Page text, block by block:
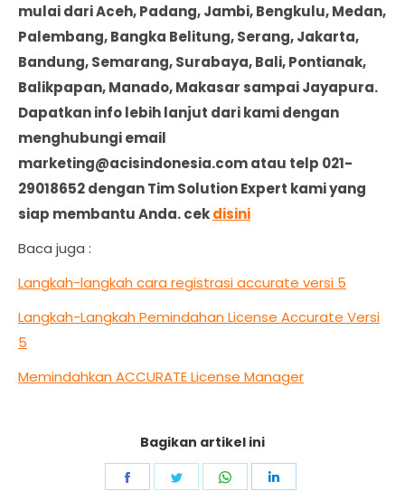
mulai dari Aceh, Padang, Jambi, Bengkulu, Medan,
Palembang, Bangka Belitung, Serang, Jakarta,
Bandung, Semarang, Surabaya, Bali, Pontianak,
Balikpapan, Manado, Makasar sampai Jayapura.
Dapatkan info lebih lanjut dari kami dengan
menghubungi email
marketing@acisindonesia.comatau telp 021-
29018652 dengan Tim Solution Expert kami yang
siap membantu Anda. cekdisini
Baca juga :
Langkah-langkah cara registrasi accurate versi 5
Langkah-Langkah Pemindahan License Accurate Versi
5
Memindahkan ACCURATE License Manager
Bagikan artikel ini
Share
Share
Share